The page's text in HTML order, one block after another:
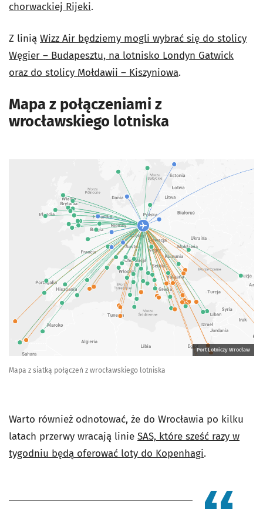
chorwackiej Rijeki.
Z linią Wizz Air będziemy mogli wybrać się do stolicy
Węgier – Budapesztu, na lotnisko Londyn Gatwick
oraz do stolicy Mołdawii – Kiszyniowa.
Mapa z połączeniami z
wrocławskiego lotniska
Port Lotniczy Wrocław
Mapa z siatką połączeń z wrocławskiego lotniska
Warto również odnotować, że do Wrocławia po kilku
latach przerwy wracają linie SAS, które sześć razy w
tygodniu będą oferować loty do Kopenhagi.